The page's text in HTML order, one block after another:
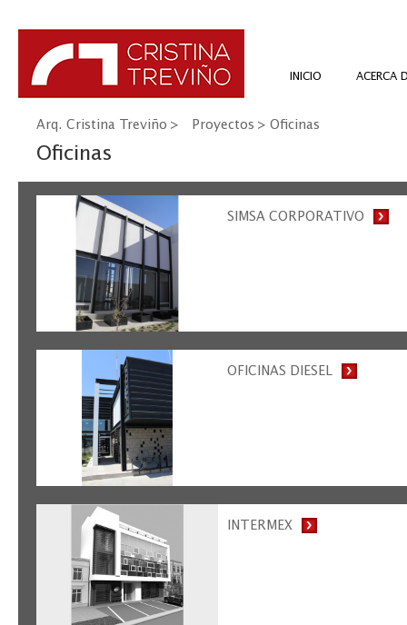
INICIO ACERCA
Arq. Cristina Treviño > Proyectos > Oficinas
Oficinas
SIMSA CORPORATIVO
OFICINAS DIESEL
INTERMEX